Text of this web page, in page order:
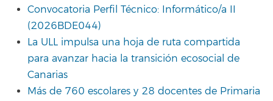
Convocatoria Perfil Técnico: Informático/a II
(2026BDE044)
La ULL impulsa una hoja de ruta compartida
para avanzar hacia la transición ecosocial de
Canarias
Más de 760 escolares y 28 docentes de Primaria